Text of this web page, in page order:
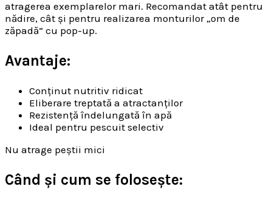
atragerea exemplarelor mari. Recomandat atât pentru
nădire, cât și pentru realizarea monturilor „om de
zăpadă” cu pop-up.
Avantaje:
Conținut nutritiv ridicat
Eliberare treptată a atractanților
Rezistență îndelungată în apă
Ideal pentru pescuit selectiv
Nu atrage peștii mici
Când și cum se folosește: